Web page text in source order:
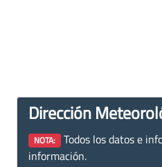
Dirección
NOTA: Todos los datos e
información.